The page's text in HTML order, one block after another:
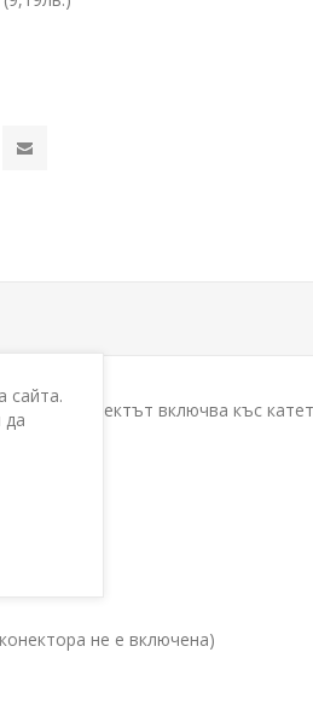
Комплектът включва къс
не е включена)
сайта.
да